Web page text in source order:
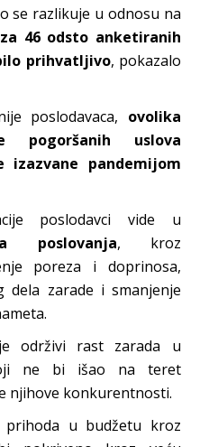
se razlikuje u odnosu na
za 46 odsto anketiranih
prihvatljivo, pokazalo
poslodavaca, ovolika
uslova
izazvane pandemijom
poslodavci vide u
poslovanja, kroz
poreza i doprinosa,
dela zarade i smanjenje
održivi rast zarada u
ne bi išao na teret
njihove konkurentnosti.
prihoda u budžetu kroz